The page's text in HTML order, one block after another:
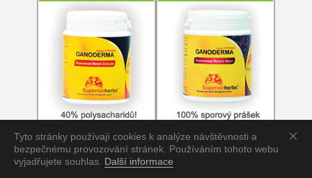
Tyto stránky používají cookies k analýze návštěvnosti a
bezpečnému provozování stránek. Používáním tohoto webu
vyjadřujete souhlas. Další informace